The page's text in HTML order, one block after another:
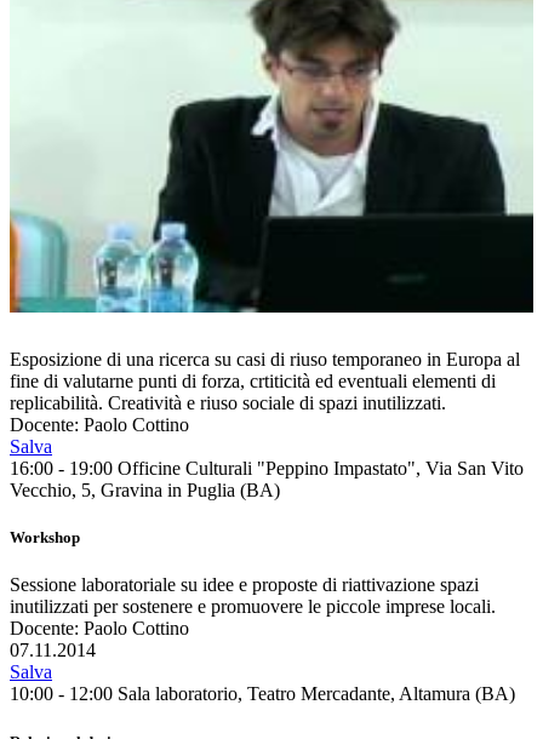
Esposizione di una ricerca su casi di riuso temporaneo in Europa al
fine di valutarne punti di forza, crtiticità ed eventuali elementi di
replicabilità. Creatività e riuso sociale di spazi inutilizzati.
Docente: Paolo Cottino
Salva
16:00 - 19:00 Officine Culturali "Peppino Impastato", Via San Vito
Vecchio, 5, Gravina in Puglia (BA)
Workshop
Sessione laboratoriale su idee e proposte di riattivazione spazi
inutilizzati per sostenere e promuovere le piccole imprese locali.
Docente: Paolo Cottino
07.11.2014
Salva
10:00 - 12:00 Sala laboratorio, Teatro Mercadante, Altamura (BA)